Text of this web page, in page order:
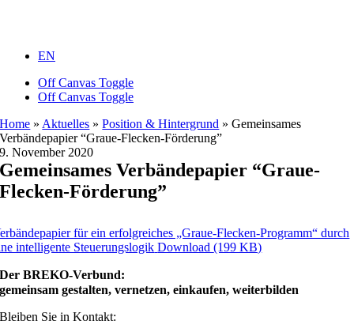
EN
Off Canvas Toggle
Off Canvas Toggle
Home » Aktuelles »Position & Hintergrund »Gemeinsames
Verbändepapier “Graue-Flecken-Förderung”
9. November 2020
Gemeinsames Verbändepapier “Graue-
Flecken-Förderung”
für ein erfolgreiches „Graue-Flecken-Programm“ durch
intelligente Steuerungslogik Download(199 KB)
Der BREKO-Verbund:
gemeinsam gestalten, vernetzen, einkaufen, weiterbilden
Bleiben Sie in Kontakt: